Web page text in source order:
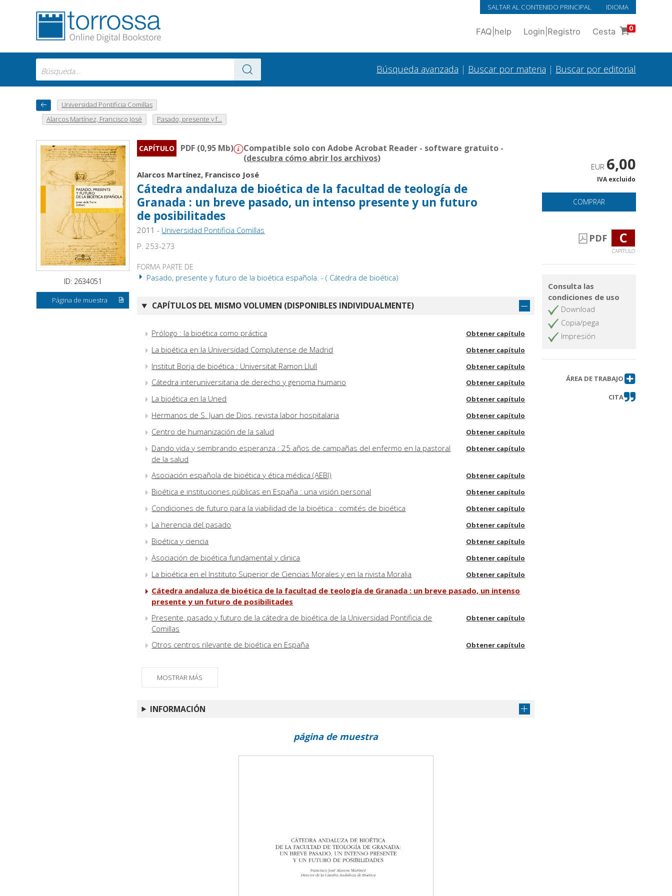
SALTAR AL CONTENIDO PRINCIPAL IDIOMA
FAQ help Login Registro Cesta 0
Búsqueda avanzada | Buscar por materia | Buscar por editorial
Universidad Pontificia Comillas
Alarcos Martínez, Francisco José
Pasado, presente y f...
ID: 2634051
Página de muestra
CAPÍTULO PDF (0,95 Mb)
Compatible solo con Adobe Acrobat Reader - software gratuito -
(descubra cómo abrir los archivos)
Alarcos Martínez, Francisco José
Cátedra andaluza de bioética de la facultad de teología de
Granada : un breve pasado, un intenso presente y un futuro
de posibilitades
2011 - Universidad Pontificia Comillas
P. 253-273
FORMA PARTE DE
Pasado, presente y futuro de la bioética española. - ( Cátedra de bioética)
CAPÍTULOS DEL MISMO VOLUMEN (DISPONIBLES INDIVIDUALMENTE)
Prólogo : la bioética como práctica Obtener capítulo
La bioética en la Universidad Complutense de Madrid Obtener capítulo
Institut Borja de bioética : Universitat Ramon Llull Obtener capítulo
Cátedra interuniversitaria de derecho y genoma humano Obtener capítulo
La bioética en la Uned Obtener capítulo
Hermanos de S. Juan de Dios, revista labor hospitalaria Obtener capítulo
Centro de humanización de la salud Obtener capítulo
Dando vida y sembrando esperanza : 25 años de campañas del enfermo en la pastoral
de la salud
Obtener capítulo
Asociación española de bioética y ética médica (AEBI) Obtener capítulo
Bioética e instituciones públicas en España : una visión personal Obtener capítulo
Condiciones de futuro para la viabilidad de la bioética : comités de bioética Obtener capítulo
La herencia del pasado Obtener capítulo
Bioética y ciencia Obtener capítulo
Asociación de bioética fundamental y clinica Obtener capítulo
La bioética en el Instituto Superior de Ciencias Morales y en la rivista Moralia Obtener capítulo
Cátedra andaluza de bioética de la facultad de teología de Granada : un breve pasado, un intenso
presente y un futuro de posibilitades
Presente, pasado y futuro de la cátedra de bioética de la Universidad Pontificia de
Comillas
Obtener capítulo
Otros centros rilevante de bioética en España Obtener capítulo
MOSTRAR MÁS
INFORMACIÓN
EUR 6,00
IVA excluido
COMPRAR
PDF C
CAPÍTULO
Consulta las
condiciones de uso
Download
Copia/pega
Impresión
ÁREA DE TRABAJO
CITA
página de muestra